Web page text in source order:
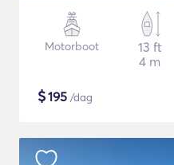
Motorboot
13 ft
4 m
$195 /dag